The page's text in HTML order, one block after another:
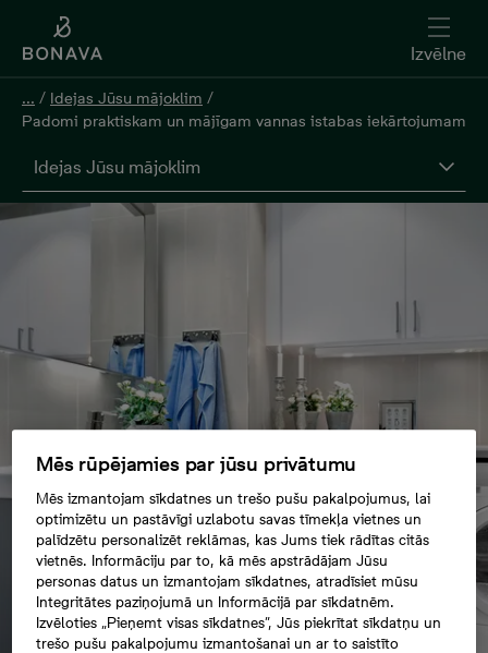
Izvēlne
... / Idejas Jūsu mājoklim /
Padomi praktiskam un mājīgam vannas istabas iekārtojumam
Idejas Jūsu mājoklim
Mēs rūpējamies par jūsu privātumu
Mēs izmantojam sīkdatnes un trešo pušu pakalpojumus, lai
optimizētu un pastāvīgi uzlabotu savas tīmekļa vietnes un
palīdzētu personalizēt reklāmas, kas Jums tiek rādītas citās
vietnēs. Informāciju par to, kā mēs apstrādājam Jūsu
personas datus un izmantojam sīkdatnes, atradīsiet mūsu
Integritātes paziņojumā un Informācijā par sīkdatnēm.
Izvēloties „Pieņemt visas sīkdatnes”, Jūs piekrītat sīkdatņu un
trešo pušu pakalpojumu izmantošanai un ar to saistīto